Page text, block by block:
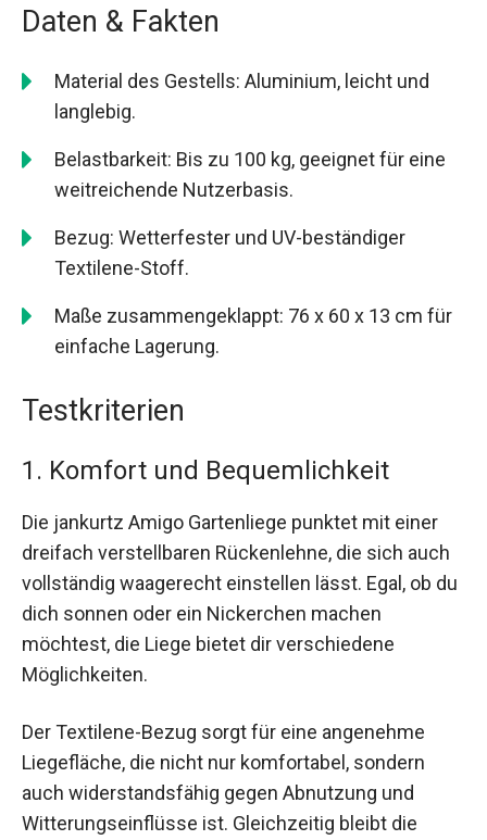
Daten & Fakten
Material des Gestells: Aluminium, leicht und
langlebig.
Belastbarkeit: Bis zu 100 kg, geeignet für eine
weitreichende Nutzerbasis.
Bezug: Wetterfester und UV-beständiger
Textilene-Stoff.
Maße zusammengeklappt: 76 x 60 x 13 cm für
einfache Lagerung.
Testkriterien
1. Komfort und Bequemlichkeit
Die jankurtz Amigo Gartenliege punktet mit einer
dreifach verstellbaren Rückenlehne, die sich auch
vollständig waagerecht einstellen lässt. Egal, ob du
dich sonnen oder ein Nickerchen machen
möchtest, die Liege bietet dir verschiedene
Möglichkeiten.
Der Textilene-Bezug sorgt für eine angenehme
Liegefläche, die nicht nur komfortabel, sondern
auch widerstandsfähig gegen Abnutzung und
Witterungseinflüsse ist. Gleichzeitig bleibt die